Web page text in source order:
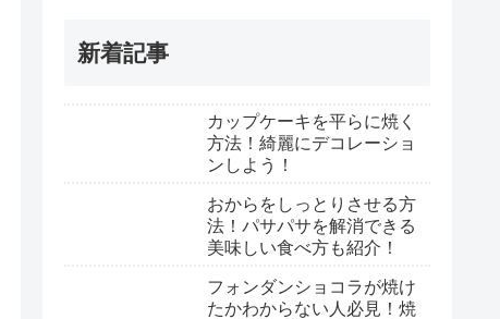
新着記事
カップケーキを平らに焼く
方法！綺麗にデコレーショ
ンしよう！
おからをしっとりさせる方
法！パサパサを解消できる
美味しい食べ方も紹介！
フォンダンショコラが焼け
たかわからない人必見！焼